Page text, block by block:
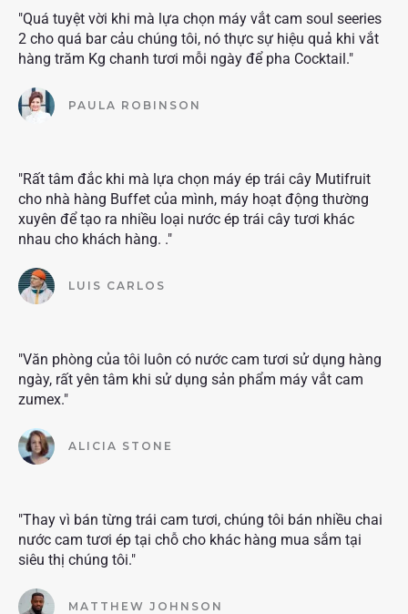
"Quá tuyệt vời khi mà lựa chọn máy vắt cam soul seeries
2 cho quá bar cảu chúng tôi, nó thực sự hiệu quả khi vắt
hàng trăm Kg chanh tươi mỗi ngày để pha Cocktail."
PAULA ROBINSON
"Rất tâm đắc khi mà lựa chọn máy ép trái cây Mutifruit
cho nhà hàng Buffet của mình, máy hoạt động thường
xuyên để tạo ra nhiều loại nước ép trái cây tươi khác
nhau cho khách hàng. ."
LUIS CARLOS
"Văn phòng của tôi luôn có nước cam tươi sử dụng hàng
ngày, rất yên tâm khi sử dụng sản phẩm máy vắt cam
zumex."
ALICIA STONE
"Thay vì bán từng trái cam tươi, chúng tôi bán nhiều chai
nước cam tươi ép tại chỗ cho khác hàng mua sắm tại
siêu thị chúng tôi."
MATTHEW JOHNSON